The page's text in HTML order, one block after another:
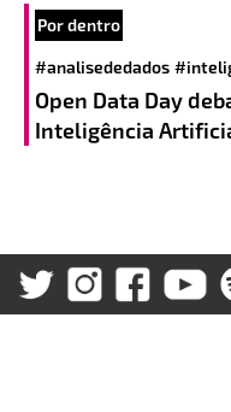
Por dentro
#analisededados
Open Data Day
Inteligência